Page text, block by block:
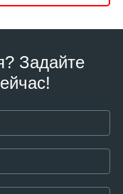
Задайте